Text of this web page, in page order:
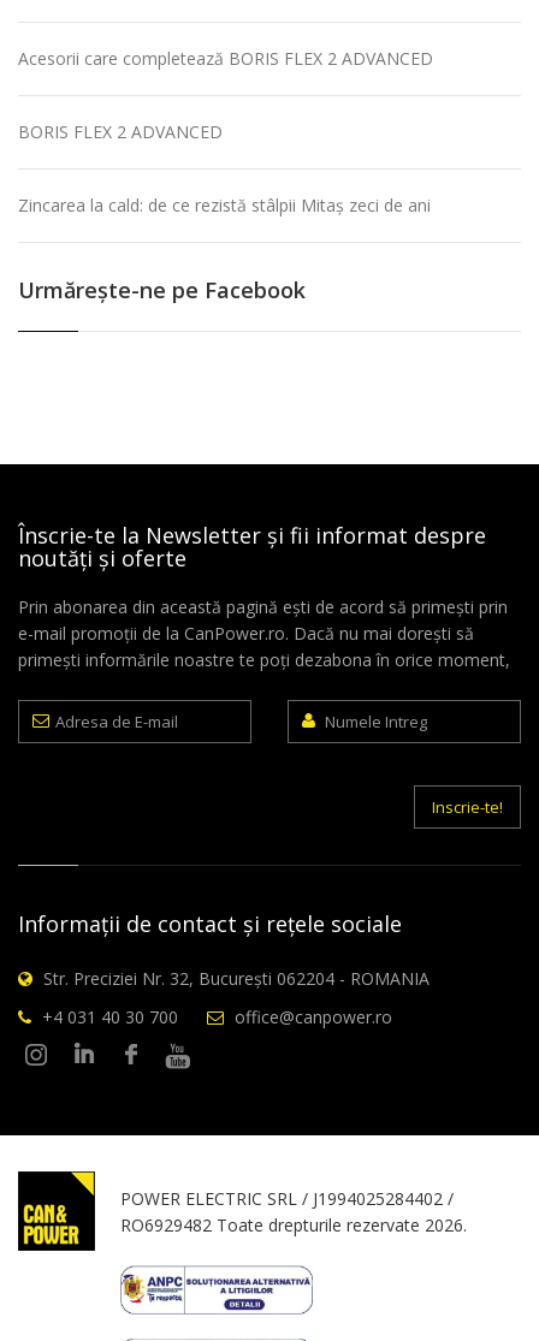
Acesorii care completează BORIS FLEX 2 ADVANCED
BORIS FLEX 2 ADVANCED
Zincarea la cald: de ce rezistă stâlpii Mitaș zeci de ani
Urmăreşte-ne pe Facebook
Înscrie-te la Newsletter și fii informat despre
noutăți și oferte
Prin abonarea din această pagină ești de acord să primești prin
e-mail promoții de la CanPower.ro. Dacă nu mai dorești să
primești informările noastre te poți dezabona în orice moment,
Adresa
de
Numele
Intreg
Inscrie-te!
Informații de contact și rețele sociale
Str. Preciziei Nr. 32, București 062204 - ROMANIA
+4 031 40 30 700
office@canpower.ro
POWER ELECTRIC SRL / J1994025284402 /
RO6929482 Toate drepturile rezervate 2026.